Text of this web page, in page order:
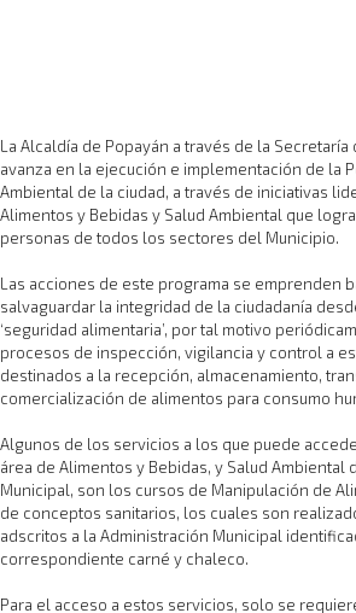
La Alcaldía de Popayán a través de la Secretaría
avanza en la ejecución e implementación de la
Ambiental de la ciudad, a través de iniciativas
Alimentos y Bebidas y Salud Ambiental que
personas de todos los sectores del Municipio.
Las acciones de este programa se emprenden
salvaguardar la integridad de la ciudadanía
‘seguridad alimentaria’, por tal motivo
procesos de inspección, vigilancia y control a
destinados a la recepción, almacenamiento,
comercialización de alimentos para consumo
Algunos de los servicios a los que puede
área de Alimentos y Bebidas, y Salud Ambiental
Municipal, son los cursos de Manipulación de
de conceptos sanitarios, los cuales son
adscritos a la Administración Municipal
correspondiente carné y chaleco.
Para el acceso a estos servicios, solo se